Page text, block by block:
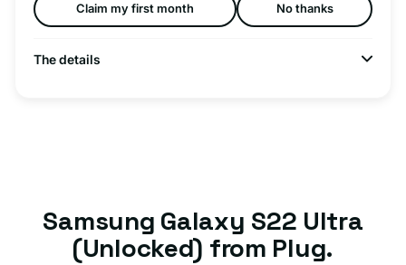
Claim my first month No thanks
The details
Samsung Galaxy S22 Ultra
(Unlocked) from Plug.